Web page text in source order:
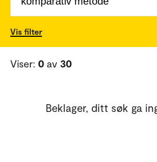
Vis filter
Viser: 0 av 30
Beklager, ditt søk ga